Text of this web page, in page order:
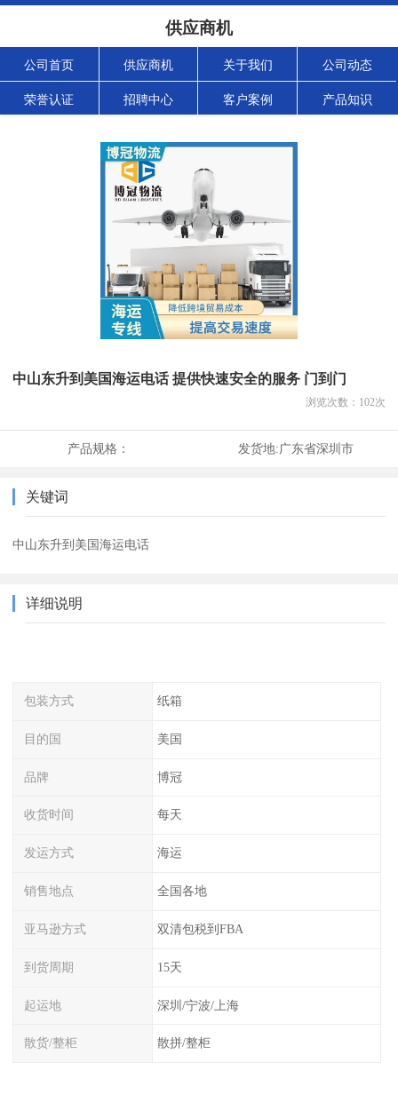
供应商机
公司首页 供应商机 关于我们 公司动态
荣誉认证 招聘中心 客户案例 产品知识
中山东升到美国海运电话 提供快速安全的服务 门到门
浏览次数： 102次
产品规格： 发货地:广东省深圳市
关键词
中山东升到美国海运电话
详细说明
包装方式 纸箱
目的国 美国
品牌 博冠
收货时间 每天
发运方式 海运
销售地点 全国各地
亚马逊方式 双清包税到FBA
到货周期 15天
起运地 深圳/宁波/上海
散货/整柜 散拼/整柜